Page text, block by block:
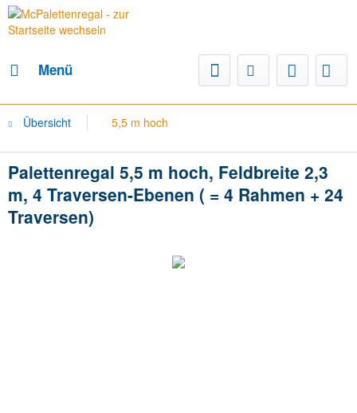
Menü
Übersicht 5,5 m hoch
Palettenregal 5,5 m hoch, Feldbreite 2,3
m, 4 Traversen-Ebenen ( = 4 Rahmen + 24
Traversen)